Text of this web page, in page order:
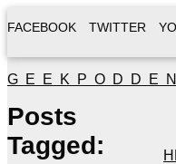
FACEBOOK TWITTER
GEEKPODDEN
Posts
Tagged: